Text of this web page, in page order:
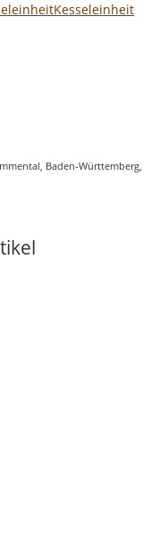
Kesseleinheit
Baden-Württemberg,